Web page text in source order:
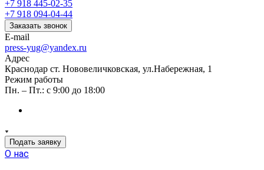
+7 918 445-02-35
+7 918 094-04-44
Заказать звонок
E-mail
press-yug@yandex.ru
Адрес
Краснодар ст. Нововеличковская, ул.Набережная, 1
Режим работы
Пн. – Пт.: с 9:00 до 18:00
Подать заявку
О нас